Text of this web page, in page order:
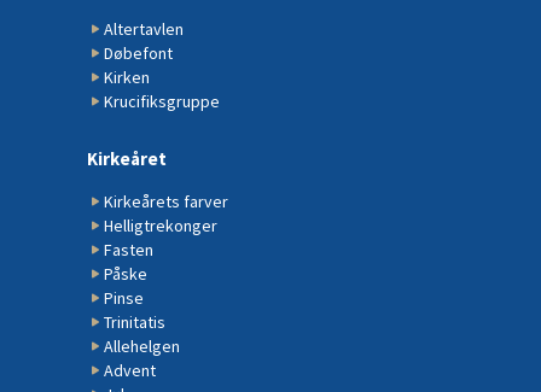
Altertavlen
Døbefont
Kirken
Krucifiksgruppe
Kirkeåret
Kirkeårets farver
Helligtrekonger
Fasten
Påske
Pinse
Trinitatis
Allehelgen
Advent